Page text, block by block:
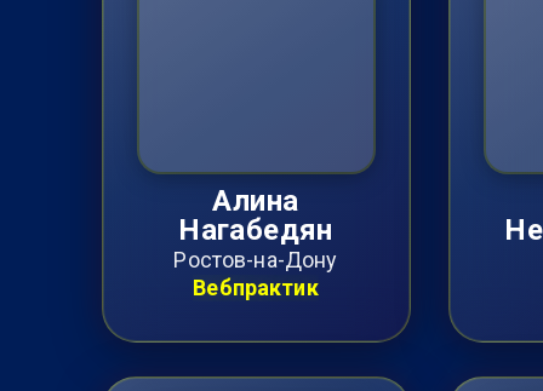
Алина
Нагабедян
Ростов-на-Дону
Вебпрактик